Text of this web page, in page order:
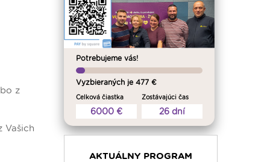
z
Vašich
Potrebujeme vás!
Vyzbieraných je 477 €
Celková čiastka
6000 €
Zostávajúci čas
26 dní
AKTUÁLNY PROGRAM